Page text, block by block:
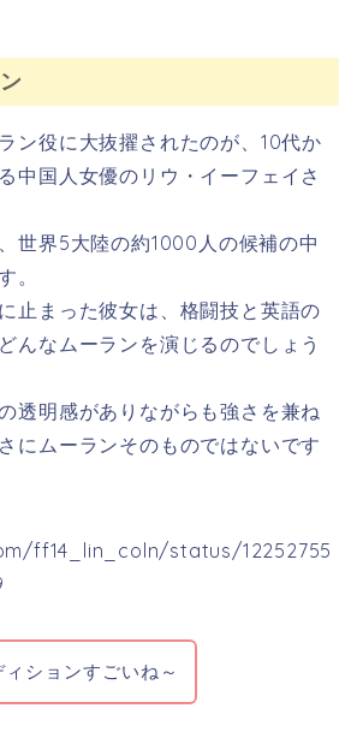
ン役に大抜擢されたのが、10代か
中国人女優のリウ・イーフェイさ
世界5大陸の約1000人の候補の中
。
止まった彼女は、格闘技と英語の
んなムーランを演じるのでしょう
透明感がありながらも強さを兼ね
にムーランそのものではないです
ff14_lin_coln/status/12252755
ィションすごいね～